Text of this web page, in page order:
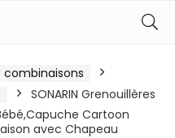
combinaisons
SONARIN Grenouillères
Cartoon
avec Chapeau